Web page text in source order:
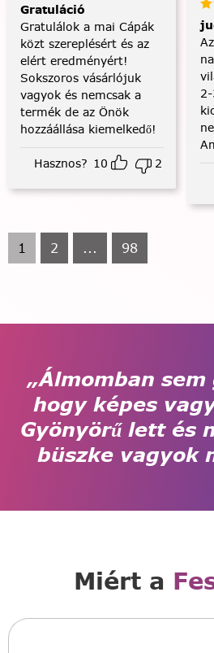
Gratuláció
Gratulálok a mai Cápák
közt szereplésért és az
elért eredményért!
Sokszoros vásárlójuk
vagyok és nemcsak a
termék de az Önök
hozzáállása kiemelkedő!
Hasznos? 10 2
1 2 ... 98
„Álmomban
hogy képes
Gyönyörű lett és
büszke vagyok
Miért a